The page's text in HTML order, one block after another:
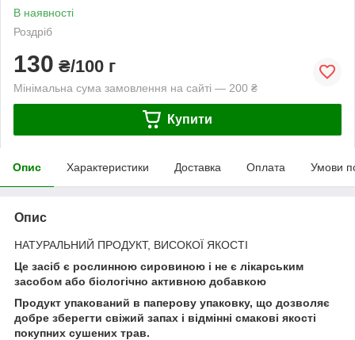
В наявності
Роздріб
130 ₴/100 г
Мінімальна сума замовлення на сайті — 200 ₴
Купити
Опис Характеристики Доставка Оплата Умови
Опис
НАТУРАЛЬНИЙ ПРОДУКТ, ВИСОКОЇ ЯКОСТІ
Це засіб є рослинною сировиною і не є лікарським
засобом або біологічно активною добавкою
Продукт упакований в паперову упаковку, що дозволяє
добре зберегти свіжий запах і відмінні смакові якості
покупних сушених трав.